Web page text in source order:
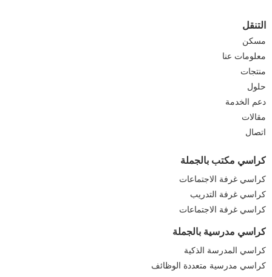
التنقل
مسكن
معلومات عنا
منتجات
حلول
دعم الخدمة
مقالات
اتصال
كراسي مكتب بالجملة
كراسي غرفة الاجتماعات
كراسي غرفة التدريب
كراسي غرفة الاجتماعات
كراسي مدرسية بالجملة
كراسي المدرسة الذكية
كراسي مدرسية متعددة الوظائف